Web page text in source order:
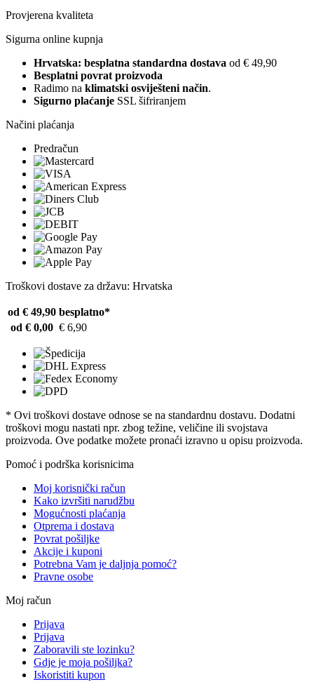
Provjerena kvaliteta
Sigurna online kupnja
Hrvatska: besplatna standardna dostava od € 49,90
Besplatni povrat proizvoda
Radimo na klimatski osviješteni način.
Sigurno plaćanje SSL šifriranjem
Načini plaćanja
Predračun
Troškovi dostave za državu: Hrvatska
od € 49,90 besplatno*
od € 0,00 € 6,90
* Ovi troškovi dostave odnose se na standardnu ​​dostavu. Dodatni
troškovi mogu nastati npr. zbog težine, veličine ili svojstava
proizvoda. Ove podatke možete pronaći izravno u opisu proizvoda.
Pomoć i podrška korisnicima
Moj korisnički račun
Kako izvršiti narudžbu
Mogućnosti plaćanja
Otprema i dostava
Povrat pošiljke
Akcije i kuponi
Potrebna Vam je daljnja pomoć?
Pravne osobe
Moj račun
Prijava
Prijava
Zaboravili ste lozinku?
Gdje je moja pošiljka?
Iskoristiti kupon